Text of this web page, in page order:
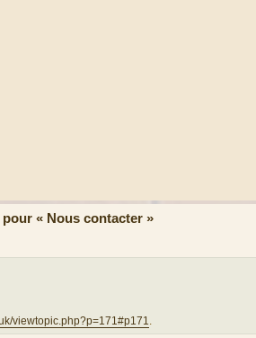
« Nous contacter »
viewtopic.php?p=171#p171